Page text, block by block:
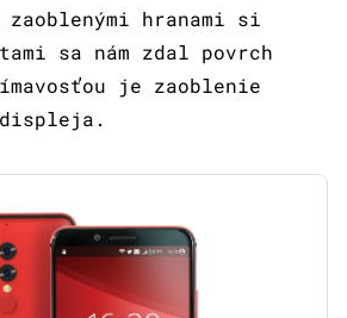
zaoblenými hranami si
sa nám zdal povrch
je zaoblenie